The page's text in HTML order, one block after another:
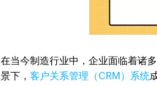
在当今制造行业中，企业面临着诸
景下，客户关系管理（CRM）系统